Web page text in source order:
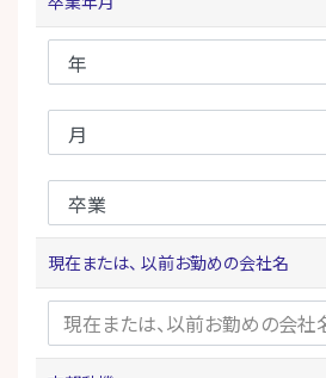
現在または、 以前お勤めの会社名